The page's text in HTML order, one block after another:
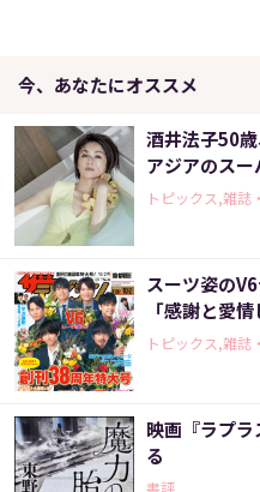
今、あなたにオススメ
酒井法子50
アジアのス
トピックス,雑誌
スーツ姿の
「感謝と愛情
トピックス,雑誌
映画『ラプ
る